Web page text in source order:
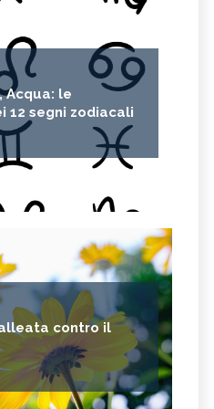
Acqua: le
12 segni zodiacali
contro il